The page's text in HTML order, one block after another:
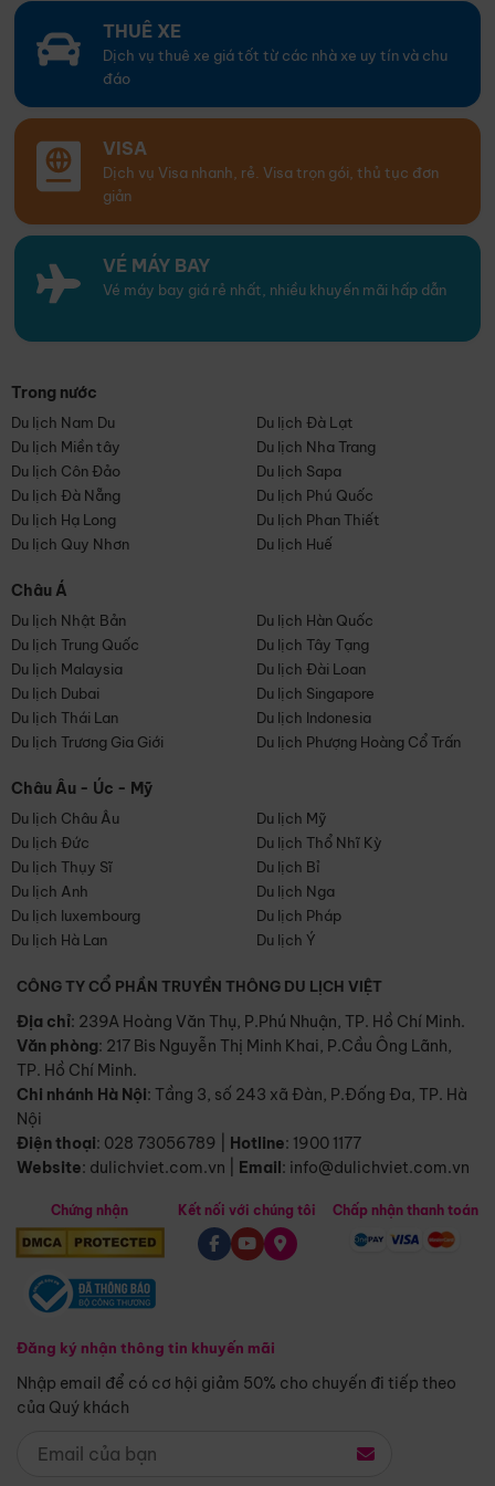
THUÊ XE
Dịch vụ thuê xe giá tốt từ các nhà xe uy tín và chu
đáo
VISA
Dịch vụ Visa nhanh, rẻ. Visa trọn gói, thủ tục đơn
giản
VÉ MÁY BAY
Vé máy bay giá rẻ nhất, nhiều khuyến mãi hấp dẫn
Trong nước
Du lịch Nam Du
Du lịch Đà Lạt
Du lịch Miền tây
Du lịch Nha Trang
Du lịch Côn Đảo
Du lịch Sapa
Du lịch Đà Nẵng
Du lịch Phú Quốc
Du lịch Hạ Long
Du lịch Phan Thiết
Du lịch Quy Nhơn
Du lịch Huế
Châu Á
Du lịch Nhật Bản
Du lịch Hàn Quốc
Du lịch Trung Quốc
Du lịch Tây Tạng
Du lịch Malaysia
Du lịch Đài Loan
Du lịch Dubai
Du lịch Singapore
Du lịch Thái Lan
Du lịch Indonesia
Du lịch Trương Gia Giới
Du lịch Phượng Hoàng Cổ Trấn
Châu Âu - Úc - Mỹ
Du lịch Châu Âu
Du lịch Mỹ
Du lịch Đức
Du lịch Thổ Nhĩ Kỳ
Du lịch Thụy Sĩ
Du lịch Bỉ
Du lịch Anh
Du lịch Nga
Du lịch luxembourg
Du lịch Pháp
Du lịch Hà Lan
Du lịch Ý
CÔNG TY CỔ PHẦN TRUYỀN THÔNG DU LỊCH VIỆT
Địa chỉ: 239A Hoàng Văn Thụ, P.Phú Nhuận, TP. Hồ Chí Minh.
Văn phòng: 217 Bis Nguyễn Thị Minh Khai, P.Cầu Ông Lãnh,
TP. Hồ Chí Minh.
Chi nhánh Hà Nội: Tầng 3, số 243 xã Đàn, P.Đống Đa, TP. Hà
Nội
Điện thoại: 028 73056789 Hotline: 1900 1177
Website: dulichviet.com.vn Email: info@dulichviet.com.vn
Chứng nhận
Đăng ký nhận thông tin khuyến mãi
Nhập email để có cơ hội giảm 50% cho chuyến đi tiếp theo
của Quý khách
Kết nối với chúng tôi Chấp nhận thanh toán